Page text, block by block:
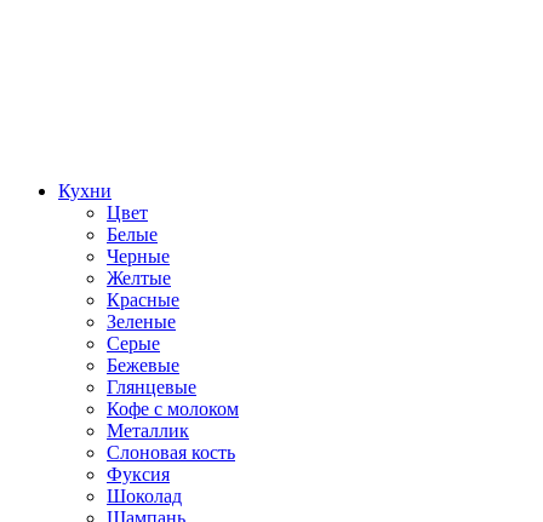
Кухни
Цвет
Белые
Черные
Желтые
Красные
Зеленые
Серые
Бежевые
Глянцевые
Кофе с молоком
Металлик
Слоновая кость
Фуксия
Шоколад
Шампань